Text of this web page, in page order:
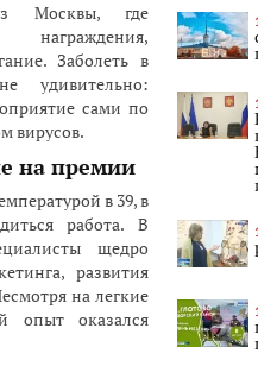
Москвы, где
награждения,
Заболеть в
удивительно:
сами по
вирусов.
на премии
в 39, в
работа. В
щедро
развития
на легкие
опыт оказался